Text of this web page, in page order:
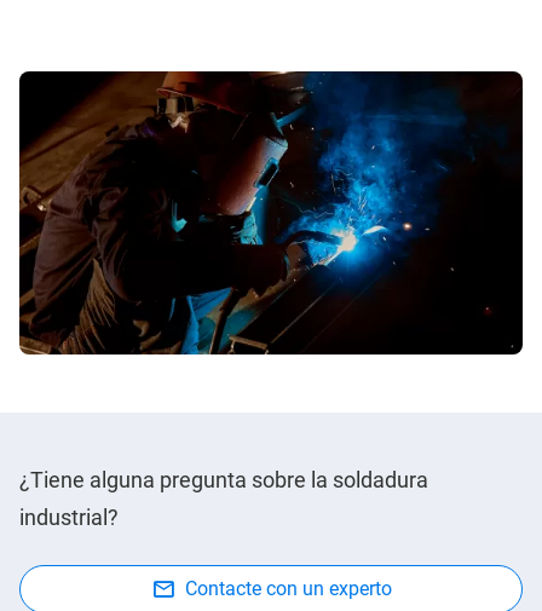
¿Tiene alguna pregunta sobre la soldadura
industrial?
Contacte con un experto